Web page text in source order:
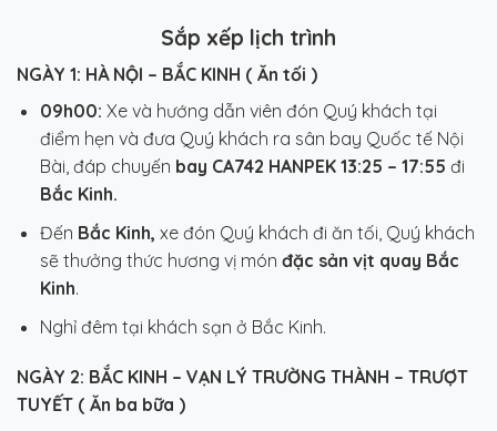
Sắp xếp lịch trình
NGÀY 1: HÀ NỘI – BẮC KINH ( Ăn tối )
09h00: Xe và hướng dẫn viên đón Quý khách tại
điểm hẹn và đưa Quý khách ra sân bay Quốc tế Nội
Bài, đáp chuyến bay CA742 HANPEK 13:25 – 17:55 đi
Bắc Kinh.
Đến Bắc Kinh, xe đón Quý khách đi ăn tối, Quý khách
sẽ thưởng thức hương vị món đặc sản vịt quay Bắc
Kinh.
Nghỉ đêm tại khách sạn ở Bắc Kinh.
NGÀY 2: BẮC KINH – VẠN LÝ TRƯỜNG THÀNH – TRƯỢT
TUYẾT ( Ăn ba bữa )